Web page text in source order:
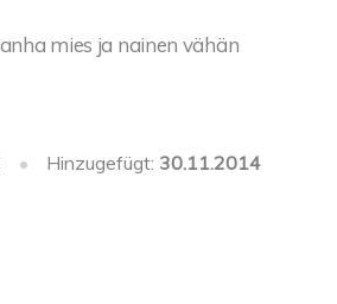
mies ja nainen vähän
• Hinzugefügt: 30.11.2014